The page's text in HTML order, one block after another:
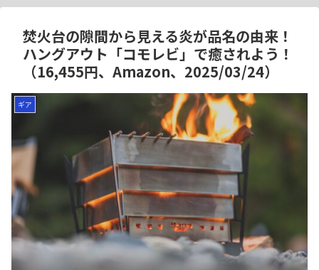
焚火台の隙間から見える炎が品名の由来！
ハングアウト「コモレビ」で癒されよう！
（16,455円、Amazon、2025/03/24）
ギア